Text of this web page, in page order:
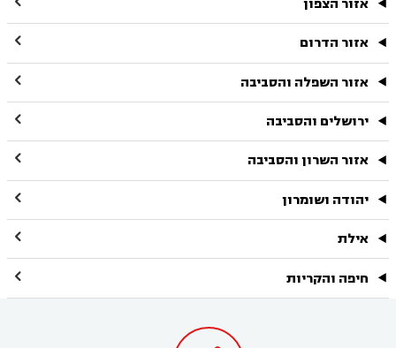
אזור הצפון
אזור הדרום 
אזור השפלה והסביבה 
ירושלים והסביבה 
אזור השרון והסביבה 
יהודה ושומרון 
אילת 
חיפה והקריות 